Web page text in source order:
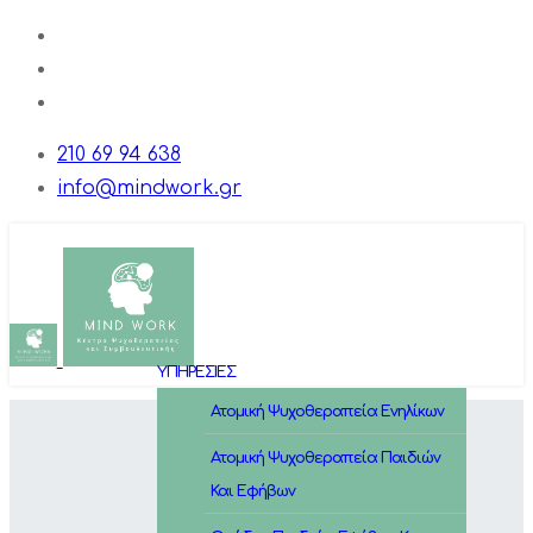
210 69 94 638
info@mindwork.gr
ΥΠΗΡΕΣΙΕΣ
Ατομική Ψυχοθεραπεία Ενηλίκων
Ατομική Ψυχοθεραπεία Παιδιών
Και Εφήβων